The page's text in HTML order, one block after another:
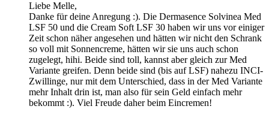
Liebe Melle,
Danke für deine Anregung :). Die Dermasence Solvinea Med
LSF 50 und die Cream Soft LSF 30 haben wir uns vor einiger
Zeit schon näher angesehen und hätten wir nicht den Schrank
so voll mit Sonnencreme, hätten wir sie uns auch schon
zugelegt, hihi. Beide sind toll, kannst aber gleich zur Med
Variante greifen. Denn beide sind (bis auf LSF) nahezu INCI-
Zwillinge, nur mit dem Unterschied, dass in der Med Variante
mehr Inhalt drin ist, man also für sein Geld einfach mehr
bekommt :). Viel Freude daher beim Eincremen!